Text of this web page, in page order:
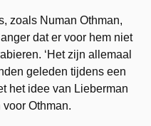
zoals Numan Othman,
dat er voor hem niet
‘Het zijn allemaal
geleden tijdens een
het idee van Lieberman
Othman.